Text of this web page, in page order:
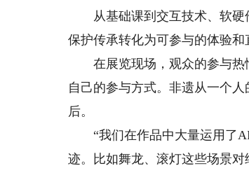
从基础课到交互技术、软硬
保护传承转化为可参与的体验和
在展览现场，观众的参与热
自己的参与方式。非遗从一个
后。
“我们在作品中大量运用了
迹。比如舞龙、滚灯这些场景